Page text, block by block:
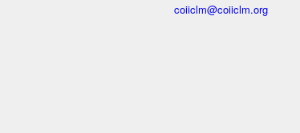
coiiclm@coiiclm.org